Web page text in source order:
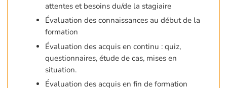
attentes et besoins du/de la stagiaire
Évaluation des connaissances au début de la
formation
Évaluation des acquis en continu : quiz,
questionnaires, étude de cas, mises en
situation.
Évaluation des acquis en fin de formation